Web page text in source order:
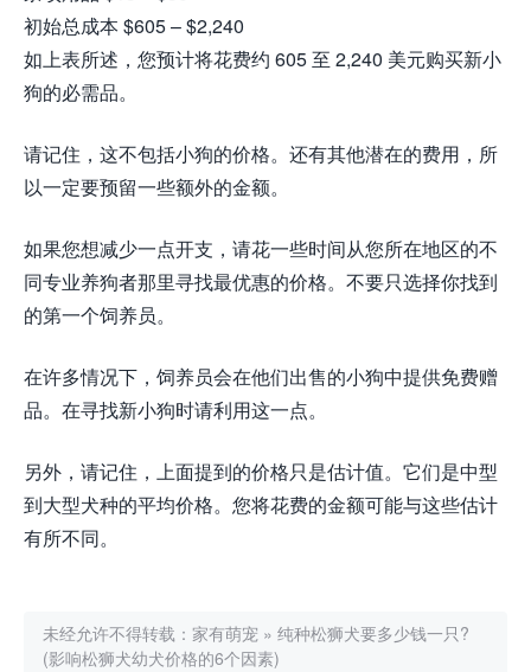
初始总成本 $605 – $2,240
如上表所述，您预计将花费约 605 至 2,240 美元购买新小
狗的必需品。
请记住，这不包括小狗的价格。还有其他潜在的费用，所
以一定要预留一些额外的金额。
如果您想减少一点开支，请花一些时间从您所在地区的不
同专业养狗者那里寻找最优惠的价格。不要只选择你找到
的第一个饲养员。
在许多情况下，饲养员会在他们出售的小狗中提供免费赠
品。在寻找新小狗时请利用这一点。
另外，请记住，上面提到的价格只是估计值。它们是中型
到大型犬种的平均价格。您将花费的金额可能与这些估计
有所不同。
未经允许不得转载： 家有萌宠 » 纯种松狮犬要多少钱一只?
(影响松狮犬幼犬价格的6个因素)